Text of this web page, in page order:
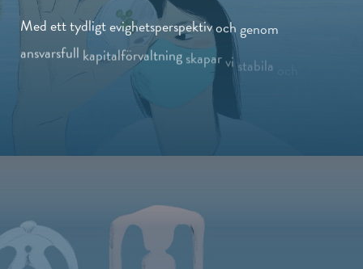
Medetttydligtevighets­perspektivoch genom
ansvarsfull kapital­förvaltningskapar vi stabila
förutsättningar utbildning,forskning
kunskaps­utveckling generationer.